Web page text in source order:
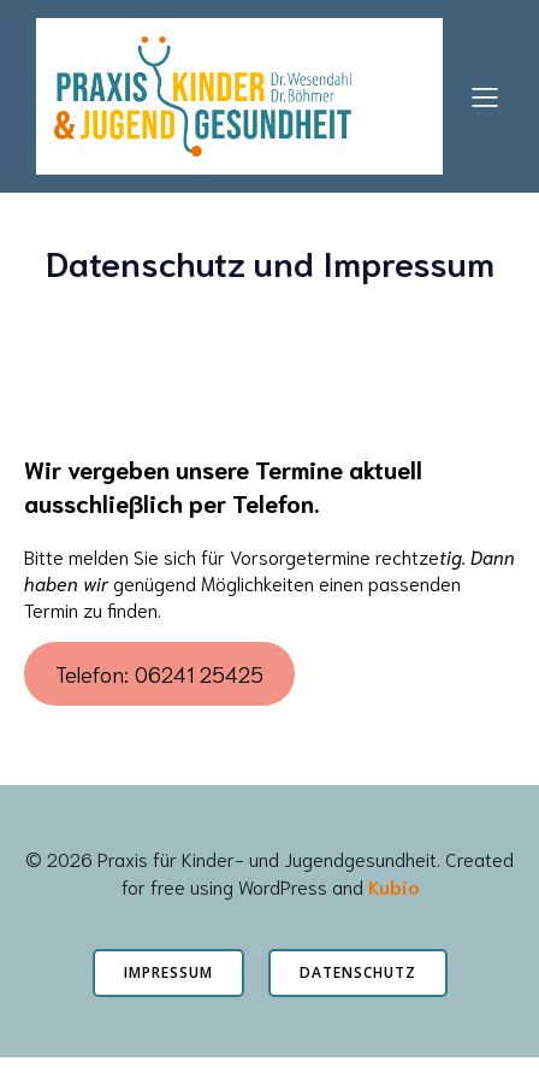
Datenschutz und Impressum
Wir vergeben unsere Termine aktuell
ausschließlich per Telefon.
Bitte melden Sie sich für Vorsorgetermine rechtzetig. Dann
haben wirgenügend Möglichkeiten einen passenden
Termin zu finden.
Telefon: 06241 25425
© 2026 Praxis für Kinder- und Jugendgesundheit. Created
for free using WordPress and Kubio
IMPRESSUM DATENSCHUTZ